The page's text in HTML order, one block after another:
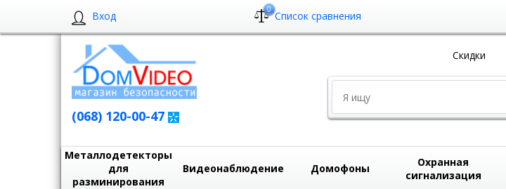
Вход 0 Список сравнения
Скидки
(068) 120-00-47
Металлодетекторы
для
разминирования
Видеонаблюдение Домофоны
Охранная
сигнализация